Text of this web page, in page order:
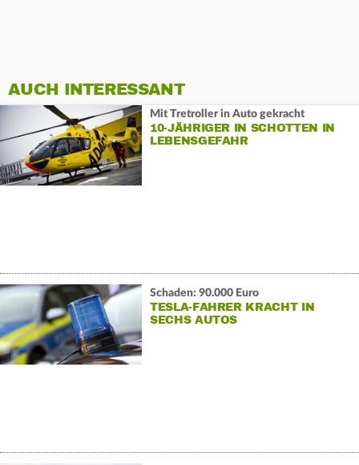
AUCH INTERESSANT
Mit Tretroller in Auto gekracht
10-JÄHRIGER IN SCHOTTEN IN
LEBENSGEFAHR
Schaden: 90.000 Euro
TESLA-FAHRER KRACHT IN
SECHS AUTOS